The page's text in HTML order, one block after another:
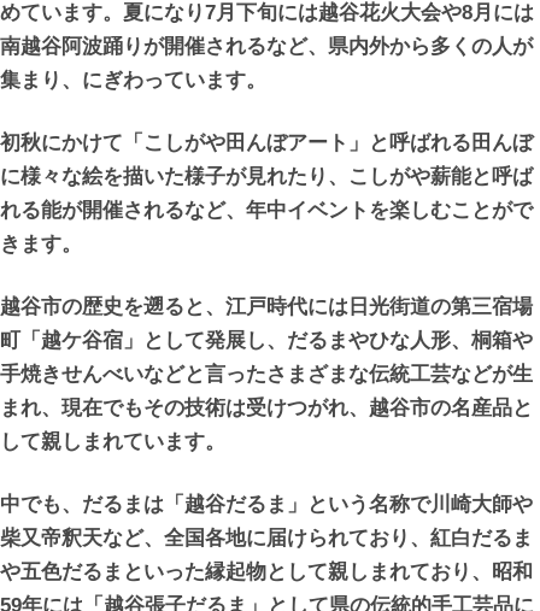
めています。夏になり7月下旬には越谷花火大会や8月には
南越谷阿波踊りが開催されるなど、県内外から多くの人が
集まり、にぎわっています。
初秋にかけて「こしがや田んぼアート」と呼ばれる田んぼ
に様々な絵を描いた様子が見れたり、こしがや薪能と呼ば
れる能が開催されるなど、年中イベントを楽しむことがで
きます。
越谷市の歴史を遡ると、江戸時代には日光街道の第三宿場
町「越ケ谷宿」として発展し、だるまやひな人形、桐箱や
手焼きせんべいなどと言ったさまざまな伝統工芸などが生
まれ、現在でもその技術は受けつがれ、越谷市の名産品と
して親しまれています。
中でも、だるまは「越谷だるま」という名称で川崎大師や
柴又帝釈天など、全国各地に届けられており、紅白だるま
や五色だるまといった縁起物として親しまれており、昭和
59年には「越谷張子だるま」として県の伝統的手工芸品に